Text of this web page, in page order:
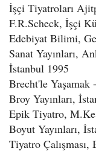
İşçi Tiyatroları
F.R.Scheck, İşçi
Edebiyat Bilimi,
Sanat Yayınları,
İstanbul 1995
Brecht'le Yaşamak
Broy Yayınları,
Epik Tiyatro,
Boyut Yayınları,
Tiyatro